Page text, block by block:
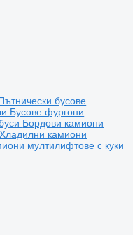
бусове
Бусове фургони
Бордови камиони
Хладилни камиони
мултилифтове с куки